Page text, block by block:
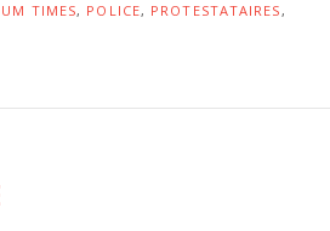
TIMES, POLICE, PROTESTATAIRES,